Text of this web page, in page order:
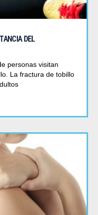
DEL
personas visitan
La fractura de tobillo